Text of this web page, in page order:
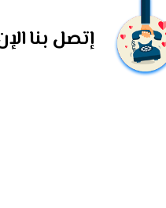
إتصل بنا الإن